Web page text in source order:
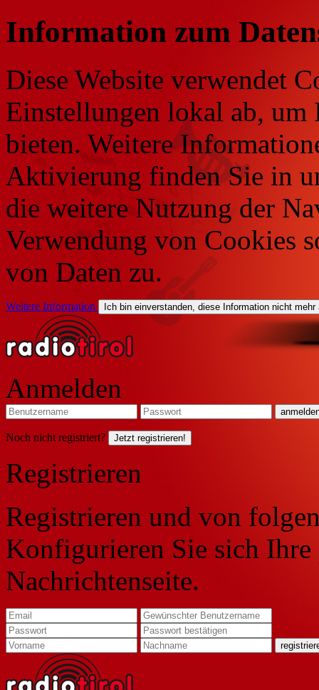
Information zum
Diese Website verwendet
Einstellungen lokal ab, um
bieten. Weitere
Aktivierung finden Sie in
die weitere Nutzung der
Verwendung von Cookies
von Daten zu.
Weitere Information Ich bin einverstanden, diese Information nicht mehr
Anmelden
Noch nicht registriert? Jetzt registrieren!
Registrieren
Registrieren und von
Konfigurieren Sie sich
Nachrichtenseite.